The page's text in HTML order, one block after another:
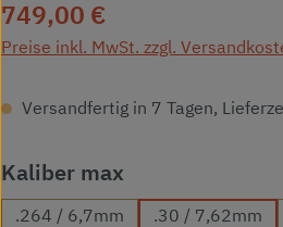
Regulärer Preis:
749,00 €
Preise inkl. MwSt. zzgl.
Versandfertig in 7 Tagen,
Kaliber max
.264 / 6,7mm .30 / 7,62mm